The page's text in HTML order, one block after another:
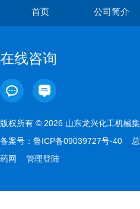
首页 公司简介
在线咨询
版权所有 © 2026 山东龙兴化工机械
备案号： 鲁ICP备09039727号-40 总
药网
管理登陆